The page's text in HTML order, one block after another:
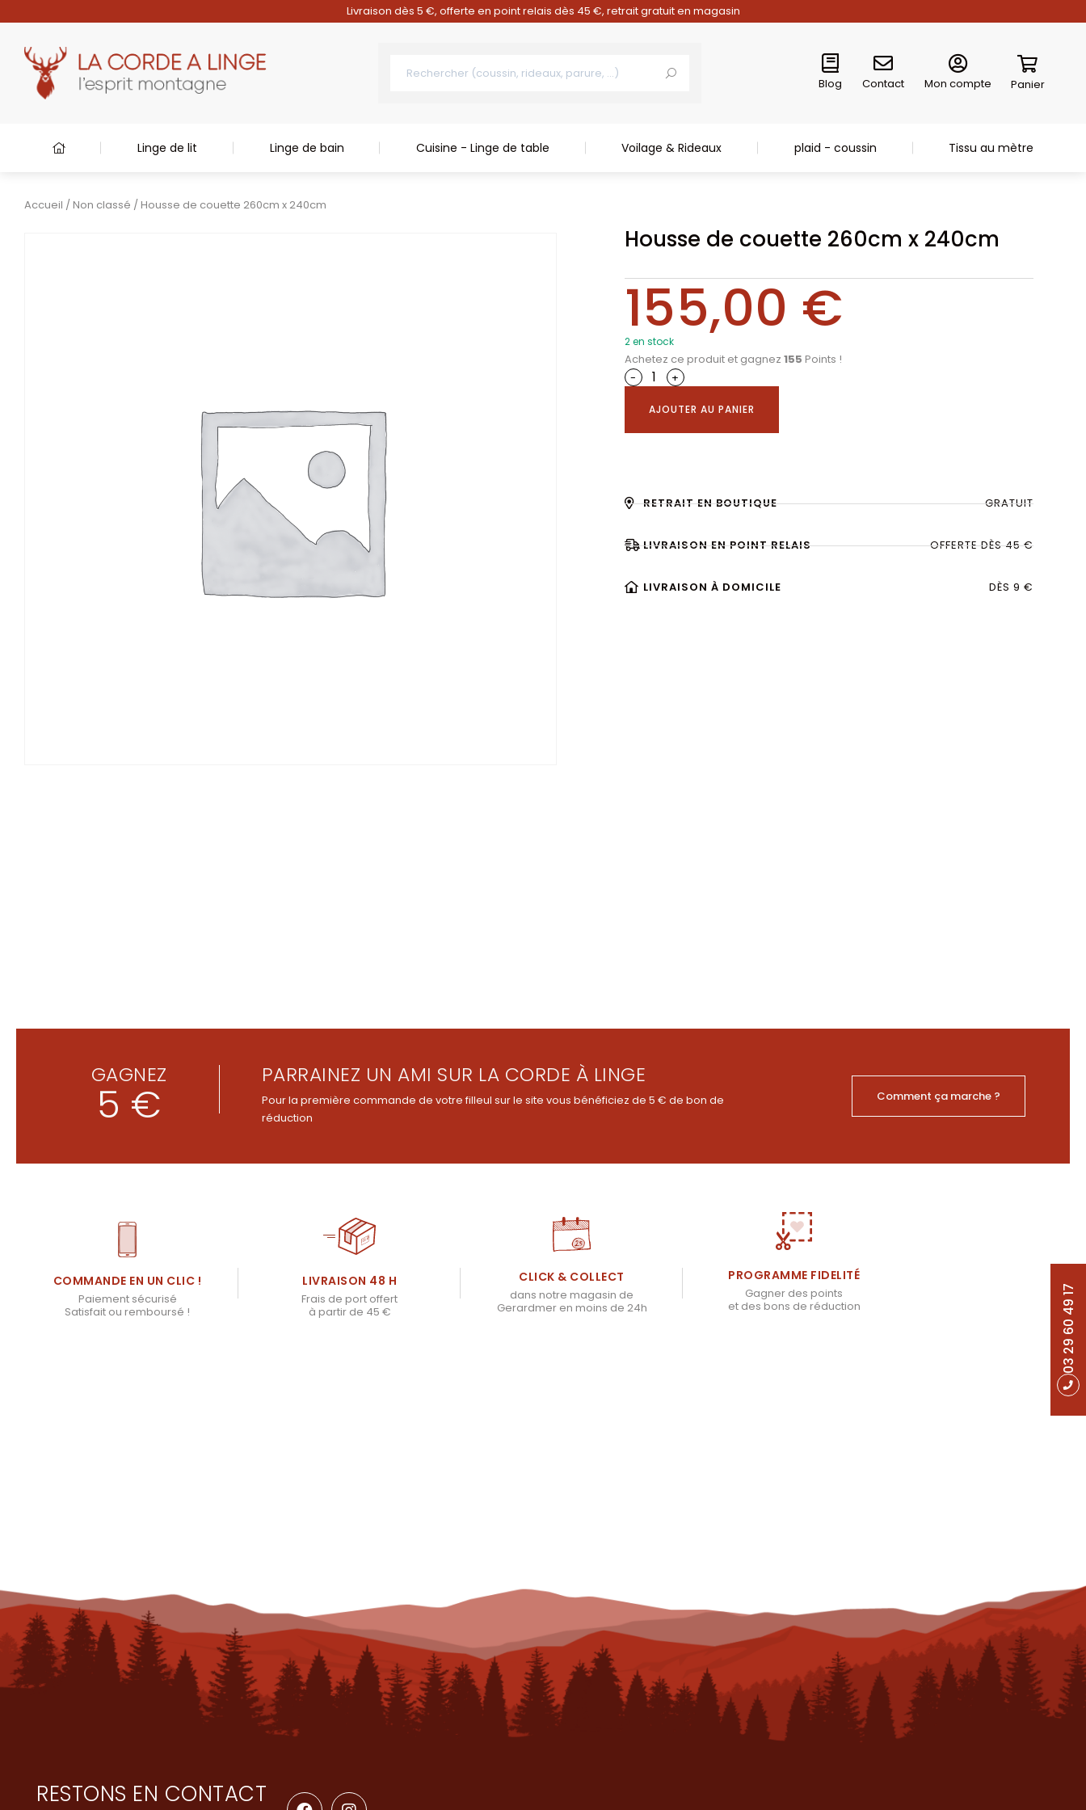
Livraison dès 5 €, offerte en point relais dès 45 €, retrait gratuit en magasin
Blog Contact Mon compte Panier
Linge de lit Linge de bain Cuisine - Linge de table Voilage & Rideaux plaid - coussin Tissu au mètre
03 29 60 49 17
Accueil / Non classé / Housse de couette 260cm x 240cm
Housse de couette 260cm x 240cm
155,00 €
2 en stock
Achetez ce produit et gagnez 155 Points !
-
+
AJOUTER AU PANIER
RETRAIT EN BOUTIQUE GRATUIT
LIVRAISON EN POINT RELAIS OFFERTE DÈS 45 €
LIVRAISON À DOMICILE DÈS 9 €
GAGNEZ
5 €
PARRAINEZ UN AMI SUR LA CORDE À LINGE
Pour la première commande de votre filleul sur le site vous bénéficiez de 5 € de bon de
réduction
Comment ça marche ?
COMMANDE EN UN CLIC !
Paiement sécurisé
Satisfait ou remboursé !
LIVRAISON 48 H
Frais de port offert
à partir de 45 €
CLICK & COLLECT
dans notre magasin de
Gerardmer en moins de 24h
PROGRAMME FIDELITÉ
Gagner des points
et des bons de réduction
RESTONS EN CONTACT